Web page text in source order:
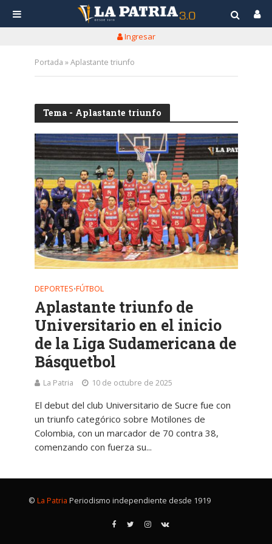
Ingresar
Portada »Aplastante triunfo
Tema - Aplastante triunfo
DEPORTES•FÚTBOL
Aplastante triunfo de
Universitario en el inicio
de la Liga Sudamericana de
Básquetbol
La Patria 10 de octubre de 2025
El debut del club Universitario de Sucre fue con
un triunfo categórico sobre Motilones de
Colombia, con un marcador de 70 contra 38,
comenzando con fuerza su...
© La Patria Periodismo independiente desde 1919